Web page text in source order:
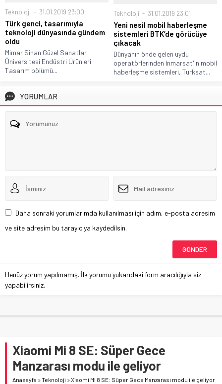
Teknoloji 31.01.2019 23:00
Türk genci, tasarımıyla
teknoloji dünyasında gündem
oldu
Mimar Sinan Güzel Sanatlar
Üniversitesi Endüstri Ürünleri
Tasarım bölümü...
Teknoloji 31.01.2019 23:01
Yeni nesil mobil haberleşme
sistemleri BTK’de görücüye
çıkacak
Dünyanın önde gelen uydu
operatörlerinden Inmarsat'ın mobil
haberleşme sistemleri, Türksat...
YORUMLAR
Daha sonraki yorumlarımda kullanılması için adım, e-posta adresim
ve site adresim bu tarayıcıya kaydedilsin.
Henüz yorum yapılmamış. İlk yorumu yukarıdaki form aracılığıyla siz
yapabilirsiniz.
Xiaomi Mi 8 SE: Süper Gece
Manzarası modu ile geliyor
Anasayfa »Teknoloji »Xiaomi Mi 8 SE: Süper Gece Manzarası modu ile geliyor